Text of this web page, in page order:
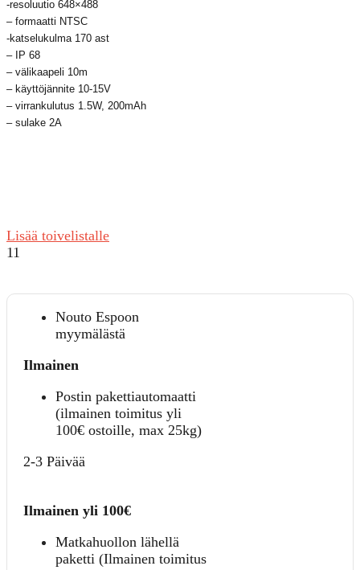
-resoluutio 648×488
– formaatti NTSC
-katselukulma 170 ast
– IP 68
– välikaapeli 10m
– käyttöjännite 10-15V
– virrankulutus 1.5W, 200mAh
– sulake 2A
Lisää toivelistalle
11
Nouto Espoon
myymälästä
Ilmainen
Postin pakettiautomaatti
(ilmainen toimitus yli
100€ ostoille, max 25kg)
2-3 Päivää
Ilmainen yli 100€
Matkahuollon lähellä
paketti (Ilmainen toimitus